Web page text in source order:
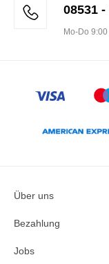
08531 -
Mo-Do
Über uns
Bezahlung
Jobs